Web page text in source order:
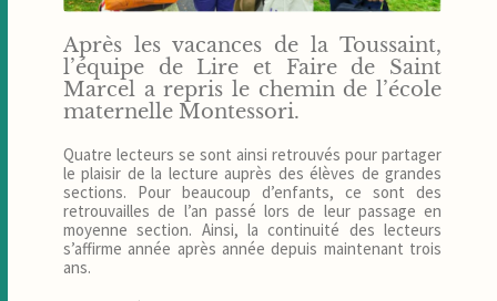
Après les vacances de la Toussaint,
l’équipe de Lire et Faire de Saint
Marcel a repris le chemin de l’école
maternelle Montessori.
Quatre lecteurs se sont ainsi retrouvés pour partager
le plaisir de la lecture auprès des élèves de grandes
sections. Pour beaucoup d’enfants, ce sont des
retrouvailles de l’an passé lors de leur passage en
moyenne section. Ainsi, la continuité des lecteurs
s’affirme année après année depuis maintenant trois
ans.